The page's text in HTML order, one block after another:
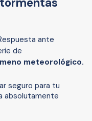
ante
de
meteorológico.
seguro para tu
absolutamente